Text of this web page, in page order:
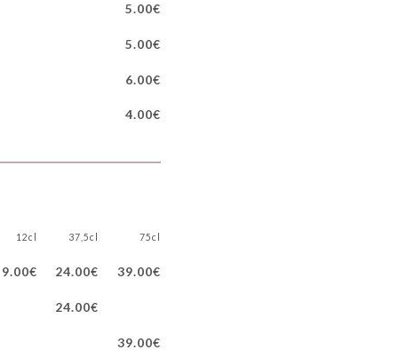
5.00€
5.00€
6.00€
4.00€
12cl 37,5cl 75cl
9.00€ 24.00€ 39.00€
24.00€
39.00€